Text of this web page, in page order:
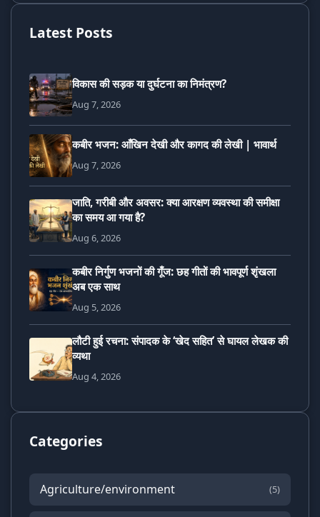
Latest Posts
विकास की सड़क या दुर्घटना का निमंत्रण?
Aug 7, 2026
कबीर भजन: आँखिन देखी और कागद की लेखी | भावार्थ
Aug 7, 2026
जाति, गरीबी और अवसर: क्या आरक्षण व्यवस्था की समीक्षा
का समय आ गया है?
Aug 6, 2026
कबीर निर्गुण भजनों की गूँज: छह गीतों की भावपूर्ण शृंखला
अब एक साथ
Aug 5, 2026
लौटी हुई रचना: संपादक के ‘खेद सहित’ से घायल लेखक की
व्यथा
Aug 4, 2026
Categories
Agriculture/environment (5)